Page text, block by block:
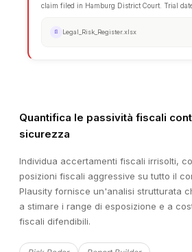
EBITDA
Employees
Auto-
Quantifica le passività fiscali
sicurezza
Individua accertamenti fiscali irrisolti,
posizioni fiscali aggressive su tutto il
Plausity fornisce un'analisi strutturata
a stimare i range di esposizione e a
fiscali difendibili.